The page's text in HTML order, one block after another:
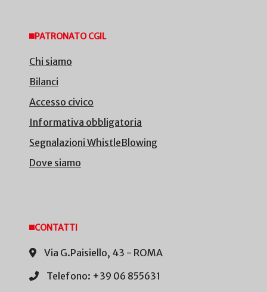
PATRONATO CGIL
Chi siamo
Bilanci
Accesso civico
Informativa obbligatoria
Segnalazioni WhistleBlowing
Dove siamo
CONTATTI
Via G.Paisiello, 43 - ROMA
Telefono: +39 06 855631